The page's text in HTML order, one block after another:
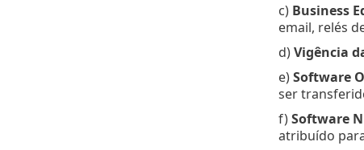
c) Business
email, relés
d)Vigência
e)Software
ser
f)Software
atribuído